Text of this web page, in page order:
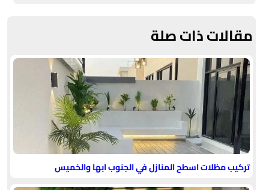
مقالات ذات صلة
تركيب مظلات اسطح المنازل في الجنوب ابها والخميس